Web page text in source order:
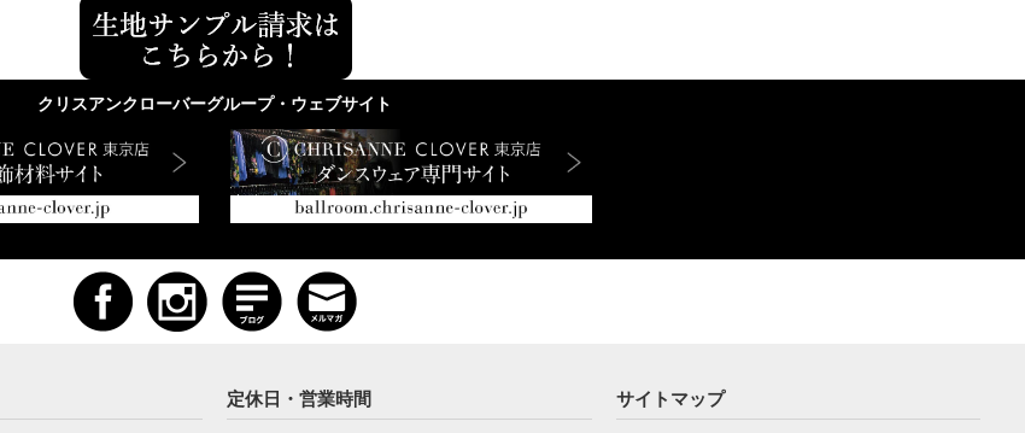
クリスアンクローバーグループ・ウェブサイト
定休日・営業時間 サイトマップ